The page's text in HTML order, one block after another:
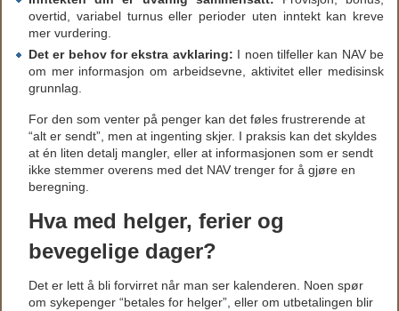
overtid, variabel turnus eller perioder uten inntekt kan kreve
mer vurdering.
Det er behov for ekstra avklaring: I noen tilfeller kan NAV be
om mer informasjon om arbeidsevne, aktivitet eller medisinsk
grunnlag.
For den som venter på penger kan det føles frustrerende at
“alt er sendt”, men at ingenting skjer. I praksis kan det skyldes
at én liten detalj mangler, eller at informasjonen som er sendt
ikke stemmer overens med det NAV trenger for å gjøre en
beregning.
Hva med helger, ferier og
bevegelige dager?
Det er lett å bli forvirret når man ser kalenderen. Noen spør
om sykepenger “betales for helger”, eller om utbetalingen blir